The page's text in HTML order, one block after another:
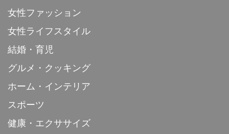
女性ファッション
女性ライフスタイル
結婚・育児
グルメ・クッキング
ホーム・インテリア
スポーツ
健康・エクササイズ